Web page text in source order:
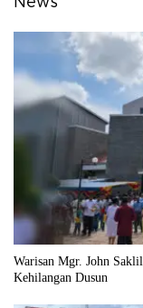
Warisan Mgr. John
Kehilangan Dusun